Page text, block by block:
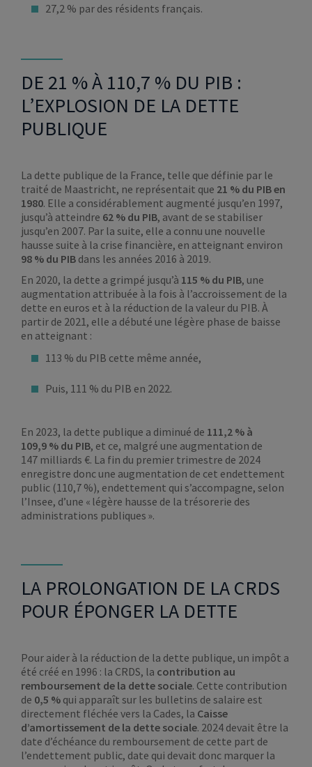
27,2 % par des résidents français.
DE 21 % À 110,7 % DU PIB :
L’EXPLOSION DE LA DETTE
PUBLIQUE
La dette publique de la France, telle que définie par le
traité de Maastricht, ne représentait que 21 % du PIB en
1980. Elle a considérablement augmenté jusqu’en 1997,
jusqu’à atteindre 62 % du PIB, avant de se stabiliser
jusqu’en 2007. Par la suite, elle a connu une nouvelle
hausse suite à la crise financière, en atteignant environ
98 % du PIB dans les années 2016 à 2019.
En 2020, la dette a grimpé jusqu’à 115 % du PIB, une
augmentation attribuée à la fois à l’accroissement de la
dette en euros et à la réduction de la valeur du PIB. À
partir de 2021, elle a débuté une légère phase de baisse
en atteignant :
113 % du PIB cette même année,
Puis, 111 % du PIB en 2022.
En 2023, la dette publique a diminué de 111,2 % à
109,9 % du PIB, et ce, malgré une augmentation de
147 milliards €. La fin du premier trimestre de 2024
enregistre donc une augmentation de cet endettement
public (110,7 %), endettement qui s’accompagne, selon
l’Insee, d’une « légère hausse de la trésorerie des
administrations publiques ».
LA PROLONGATION DE LA CRDS
POUR ÉPONGER LA DETTE
Pour aider à la réduction de la dette publique, un impôt a
été créé en 1996 : la CRDS, la contribution au
remboursement de la dette sociale. Cette contribution
de 0,5 % qui apparaît sur les bulletins de salaire est
directement fléchée vers la Cades, la Caisse
d’amortissement de la dette sociale. 2024 devait être la
date d’échéance du remboursement de cette part de
l’endettement public, date qui devait donc marquer la